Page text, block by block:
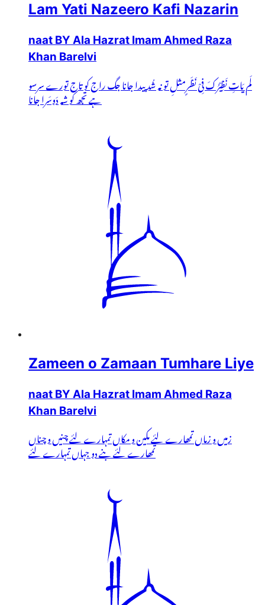
Lam Yati Nazeero Kafi Nazarin
naat BY Ala Hazrat Imam Ahmed Raza
Khan Barelvi
لَم یَاتِ نَظِیْرُکَ فِیْ نَظَرٍمثلِ تو نہ شُد پیدا جانا جگ راج کو تاج تورے سرسو
ہے تجھ کو شہ دَوسَرا جانا
Zameen o Zamaan Tumhare Liye
naat BY Ala Hazrat Imam Ahmed Raza
Khan Barelvi
زمیں و زماں تمھارے لئے مکین و مکاں تمہارے لئے چنیں و چناں
تمھارے لئے بنے دو جہاں تمہارے لئے